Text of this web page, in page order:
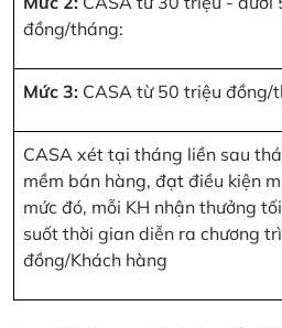
đồng/tháng:
Mức 3: CASA từ 50 triệu đồng/
CASA xét tại tháng liền sau
mềm bán hàng, đạt điều kiện
mức đó, mỗi KH nhận thưởng
suốt thời gian diễn ra chương
đồng/Khách hàng